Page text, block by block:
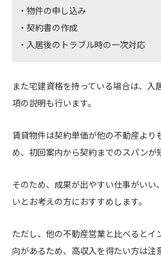
物件の申し込み
契約書の作成
入居後のトラブル時の一次対応
また宅建資格を持っている場合は、入
項の説明も行います。
賃貸物件は契約単価が他の不動産より
め、初回案内から契約までのスパンが
そのため、成果が出やすい仕事がいい
いとお考えの方におすすめします。
ただし、他の不動産営業と比べるとイ
向があるため、高収入を得たい方は注